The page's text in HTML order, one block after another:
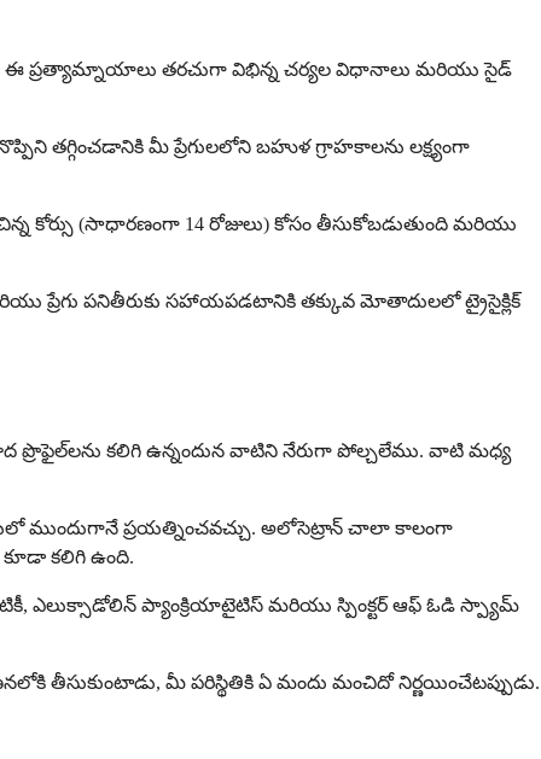
ఈ ప్రత్యామ్నాయాలు తరచుగా విభిన్న చర్యల విధానాలు మరియు సైడ్
తగ్గించడానికి మీ ప్రేగులలోని బహుళ గ్రాహకాలను లక్ష్యంగా
కోర్సు (సాధారణంగా 14 రోజులు) కోసం తీసుకోబడుతుంది మరియు
ప్రేగు పనితీరుకు సహాయపడటానికి తక్కువ మోతాదులలో ట్రైసైక్లిక్
కలిగి ఉన్నందున వాటిని నేరుగా పోల్చలేము. వాటి మధ్య
ముందుగానే ప్రయత్నించవచ్చు. అలోసెట్రాన్ చాలా కాలంగా
కలిగి ఉంది.
ఎలుక్సాడోలిన్ ప్యాంక్రియాటైటిస్ మరియు స్పింక్టర్ ఆఫ్ ఓడి స్ప్యామ్
తీసుకుంటాడు, మీ పరిస్థితికి ఏ మందు మంచిదో నిర్ణయించేటప్పుడు.